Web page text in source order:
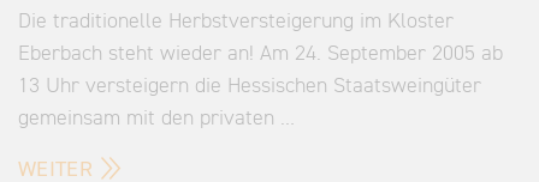
Die traditionelle Herbstversteigerung im Kloster
Eberbach steht wieder an! Am 24. September 2005 ab
13 Uhr versteigern die Hessischen Staatsweingüter
gemeinsam mit den privaten …
WEITER